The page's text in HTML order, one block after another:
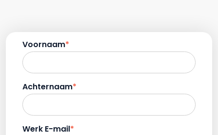
Voornaam*
Achternaam*
Werk E-mail*